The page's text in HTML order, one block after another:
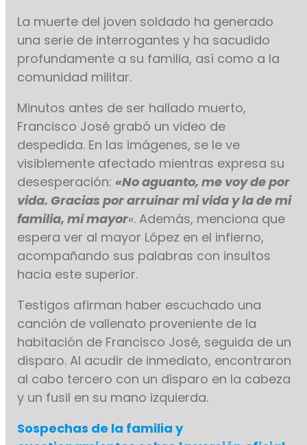
La muerte del joven soldado ha generado
una serie de interrogantes y ha sacudido
profundamente a su familia, así como a la
comunidad militar.
Minutos antes de ser hallado muerto,
Francisco José grabó un video de
despedida. En las imágenes, se le ve
visiblemente afectado mientras expresa su
desesperación: «No aguanto, me voy de por
vida. Gracias por arruinar mi vida y la de mi
familia, mi mayor«. Además, menciona que
espera ver al mayor López en el infierno,
acompañando sus palabras con insultos
hacia este superior.
Testigos afirman haber escuchado una
canción de vallenato proveniente de la
habitación de Francisco José, seguida de un
disparo. Al acudir de inmediato, encontraron
al cabo tercero con un disparo en la cabeza
y un fusil en su mano izquierda.
Sospechas de la familia y